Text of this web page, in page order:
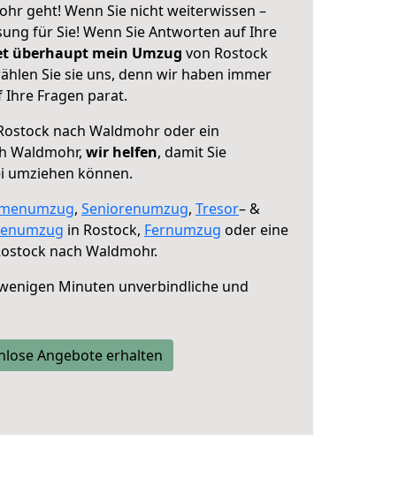
geht! Wenn Sie nicht weiterwissen –
für Sie! Wenn Sie Antworten auf Ihre
überhaupt mein Umzug von Rostock
Sie sie uns, denn wir haben immer
Fragen parat.
nach Waldmohr oder ein
Waldmohr, wir helfen, damit Sie
umziehen können.
, Seniorenumzug, Tresor– &
in Rostock, Fernumzug oder eine
nach Waldmohr.
Minuten unverbindliche und
Angebote erhalten